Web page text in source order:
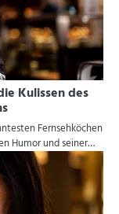
Kulissen des
Fernsehköchen
Humor und seiner…